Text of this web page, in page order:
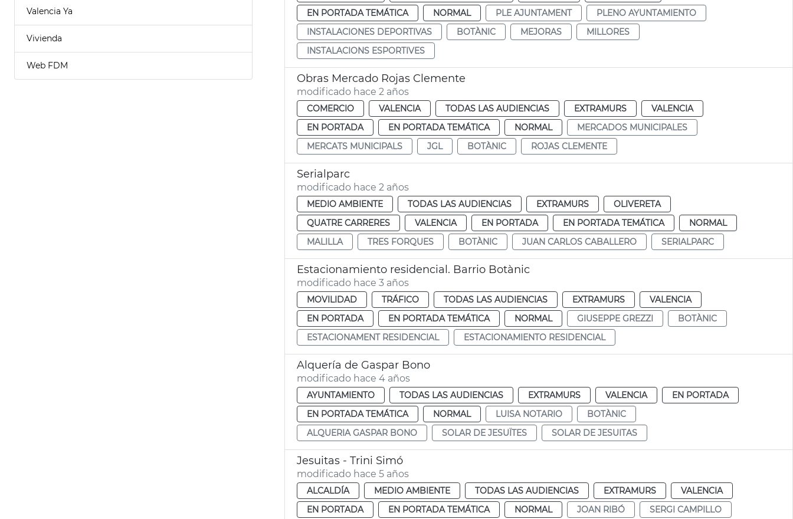
Valencia Ya
Vivienda
Web FDM
EN PORTADA TEMÁTICA
NORMAL PLE AJUNTAMENT
PLENO AYUNTAMIENTO
INSTALACIONES DEPORTIVAS
BOTÀNIC MEJORAS
MILLORES
INSTALACIONS ESPORTIVES
Obras Mercado Rojas Clemente
modificado hace 2 años
COMERCIO VALENCIA TODAS LAS AUDIENCIAS EXTRAMURS
VALENCIA
EN PORTADA
EN PORTADA TEMÁTICA NORMAL
MERCADOS MUNICIPALES
MERCATS MUNICIPALS
JGL BOTÀNIC ROJAS CLEMENTE
Serialparc
modificado hace 2 años
MEDIO AMBIENTE TODAS LAS AUDIENCIAS EXTRAMURS
OLIVERETA
QUATRE CARRERES
VALENCIA EN PORTADA EN PORTADA TEMÁTICA
NORMAL
MALILLA
TRES FORQUES BOTÀNIC JUAN CARLOS CABALLERO SERIALPARC
Estacionamiento residencial. Barrio Botànic
modificado hace 3 años
MOVILIDAD TRÁFICO TODAS LAS AUDIENCIAS EXTRAMURS
VALENCIA
EN PORTADA
EN PORTADA TEMÁTICA NORMAL GIUSEPPE GREZZI
BOTÀNIC
ESTACIONAMENT RESIDENCIAL
ESTACIONAMIENTO RESIDENCIAL
Alquería de Gaspar Bono
modificado hace 4 años
AYUNTAMIENTO TODAS LAS AUDIENCIAS EXTRAMURS VALENCIA
EN PORTADA
EN PORTADA TEMÁTICA
NORMAL LUISA NOTARIO
BOTÀNIC
ALQUERIA GASPAR BONO
SOLAR DE JESUÏTES SOLAR DE JESUITAS
Jesuitas - Trini Simó
modificado hace 5 años
ALCALDÍA MEDIO AMBIENTE TODAS LAS AUDIENCIAS EXTRAMURS
VALENCIA
EN PORTADA
EN PORTADA TEMÁTICA NORMAL JOAN RIBÓ
SERGI CAMPILLO